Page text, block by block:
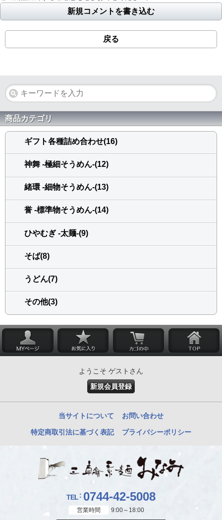
新規コメントを書き込む
戻る
商品カテゴリ
ギフト各種詰め合わせ(16)
神舞 -極細そうめん-(12)
緒環 -細物そうめん-(13)
誉 -標準物そうめん-(14)
ひやむぎ -太麺-(9)
そば(8)
うどん(7)
その他(3)
ようこそ ゲストさん
新規会員登録
当サイトについて お問い合わせ
特定商取引法に基づく表記 プライバシーポリシー
TEL 0744-42-5008
営業時間 9:00～18:00